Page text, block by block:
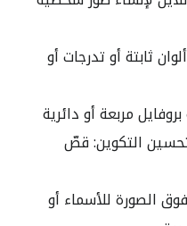
ثابتة أو تدرجات أو
مربعة أو دائرية
التكوين: قصّ
الصورة للأسماء أو